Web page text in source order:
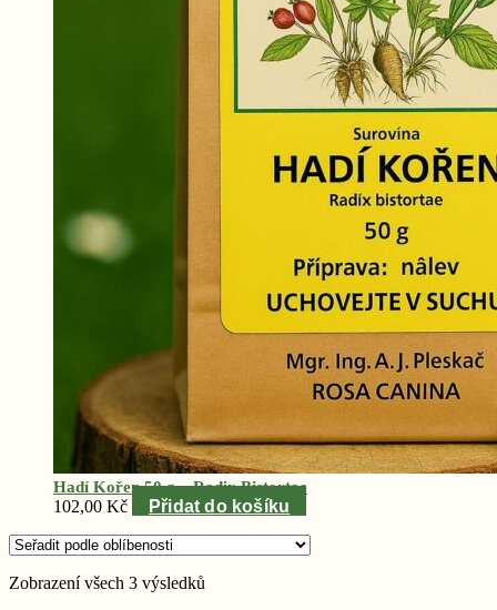
Hadí Kořen 50 g – Radix Bistortae
102,00 Kč Přidat do košíku
Zobrazení všech 3 výsledků